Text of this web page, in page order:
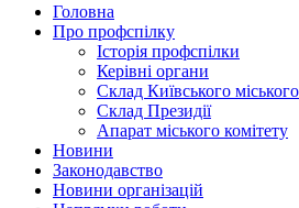
Головна
Про профспілку
Історія профспілки
Керівні органи
Склад Київського
Склад Президії
Апарат міського комітету
Новини
Законодавство
Новини організацій